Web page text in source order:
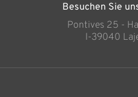
Besuchen Sie
Pontives 25 -
l-39040